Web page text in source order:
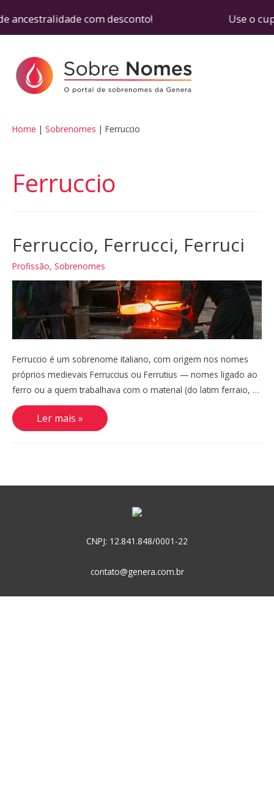
ancestralidade com desconto! Use o cupom
Home Sobrenomes Ferruccio
Ferruccio
Ferruccio, Ferrucci, Ferruci
Profissão, Sobrenomes
Ferruccio é um sobrenome italiano, com origem nos nomes
próprios medievais Ferruccius ou Ferrutius — nomes ligado ao
ferro ou a quem trabalhava com o material (do latim ferraio, …
Ferruccio,
Ferrucci,
Ferruci
Ler mais »
CNPJ: 12.841.848/0001-22
contato@genera.com.br